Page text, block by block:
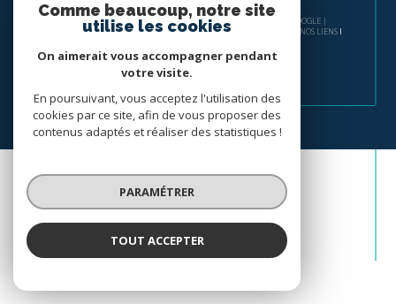
© 2026 | TOUS DROITS RÉSERVÉS | TRADUCTION POWERED BY GOOGLE |
NOS HONORAIRES
PLAN DU SITE MENTIONS LÉGALES
NOS LIENS
Comme beaucoup, notre site
utilise les cookies
On aimerait vous accompagner pendant
votre visite.
En poursuivant, vous acceptez l'utilisation des
cookies par ce site, afin de vous proposer des
contenus adaptés et réaliser des statistiques !
PARAMÉTRER
TOUT ACCEPTER